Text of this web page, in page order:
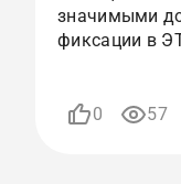
значимыми
фиксации в
0 57